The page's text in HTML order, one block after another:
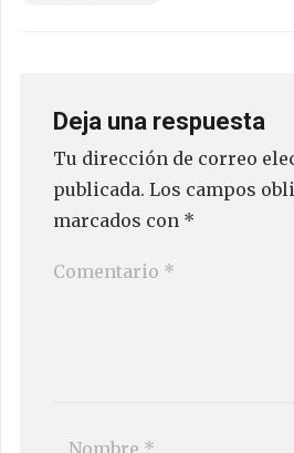
Deja una respuesta
Tu dirección de correo
publicada. Los campos
marcados con *